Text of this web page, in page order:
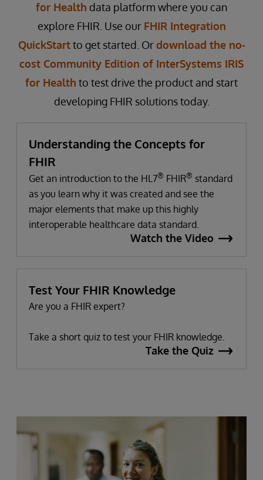
for Health data platform where you can
explore FHIR. Use our FHIR Integration
QuickStartto get started. Ordownload the no-
cost Community Edition of InterSystems IRIS
for Health to test drive the product and start
developing FHIR solutions today.
Understanding the Concepts for
FHIR
Get an introduction to the HL7® FHIR® standard
as you learn why it was created and see the
major elements that make up this highly
interoperable healthcare data standard.
Watch the Video
Test Your FHIR Knowledge
Are you a FHIR expert?
Take a short quiz to test your FHIR knowledge.
Take the Quiz